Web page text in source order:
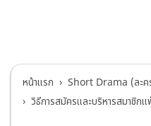
หน้าแรก
Short Drama (ละค
วิธีการสมัครและบริหารสมาชิ